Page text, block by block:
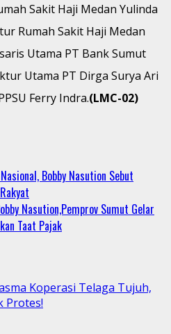
Sakit Haji Medan Yulinda
Rumah Sakit Haji Medan
Utama PT Bank Sumut
Utama PT Dirga Surya Ari
Ferry Indra.(LMC-02)
Bobby Nasution Sebut
Nasution,Pemprov Sumut Gelar
Taat Pajak
Koperasi Telaga Tujuh,
Protes!